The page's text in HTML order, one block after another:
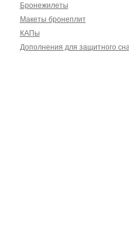
Бронежилеты
Макеты бронеплит
КАПы
Дополнения для защитного